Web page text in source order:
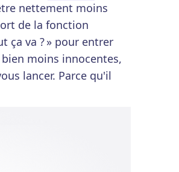
nettement moins
de la fonction
ça va ? » pour entrer
moins innocentes,
lancer. Parce qu'il